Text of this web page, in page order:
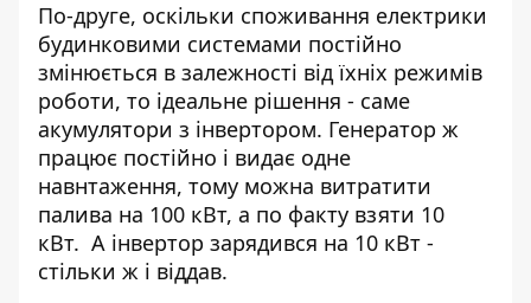
По-друге, оскільки споживання електрики
будинковими системами постійно
змінюється в залежності від їхніх режимів
роботи, то ідеальне рішення - саме
акумулятори з інвертором. Генератор ж
працює постійно і видає одне
навнтаження, тому можна витратити
палива на 100 кВт, а по факту взяти 10
кВт. А інвертор зарядився на 10 кВт -
стільки ж і віддав.